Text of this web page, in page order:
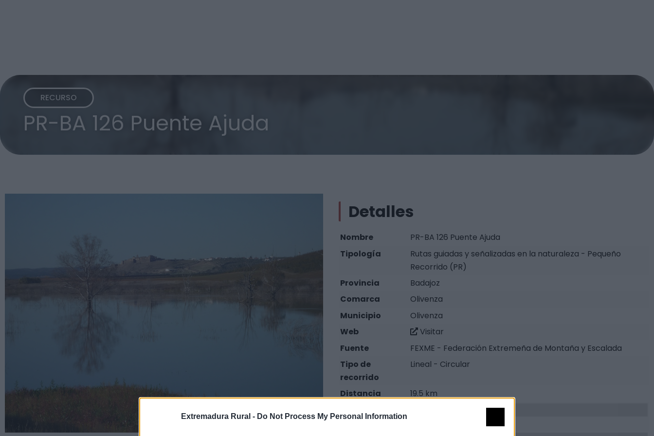
Extremadura Rural - Do Not Process My Personal Information
RECURSO
PR-BA 126 Puente Ajuda
Detalles
Nombre
PR-BA 126 Puente Ajuda
Tipología
Rutas guiadas y señalizadas en la naturaleza - Pequeño
Recorrido (PR)
Provincia
Badajoz
Comarca
Olivenza
Municipio
Olivenza
Web
Visitar
Fuente
FEXME - Federación Extremeña de Montaña y Escalada
Tipo de
recorrido
Lineal - Circular
Distancia
19.5 km